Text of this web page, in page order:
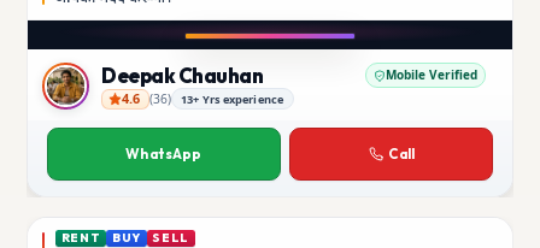
Deepak Chauhan
Deepak Chauhan Mobile Verified
4.6 (36) 13+ Yrs experience
WhatsApp Call
RENT BUY SELL